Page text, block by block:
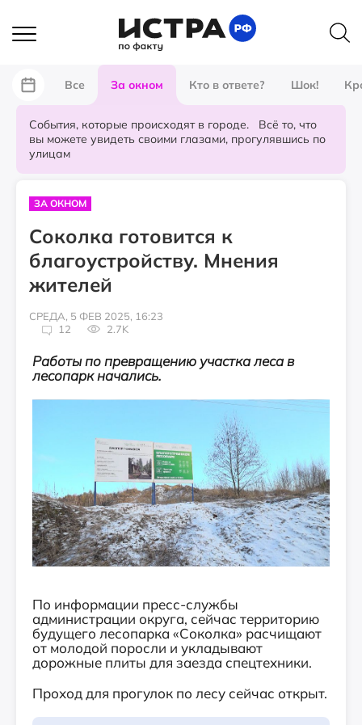
Все За окном Кто в ответе? Шок!
События, которые происходят в городе. Всё то, что
вы можете увидеть своими глазами, прогулявшись по
улицам
ЗА ОКНОМ
Соколка готовится к
благоустройству. Мнения
жителей
СРЕДА, 5 ФЕВ 2025, 16:23
12
2.7K
Работы по превращению участка леса в
лесопарк начались.
По информации пресс-службы
администрации округа, сейчас территорию
будущего лесопарка «Соколка» расчищают
от молодой поросли и укладывают
дорожные плиты для заезда спецтехники.
Проход для прогулок по лесу сейчас открыт.